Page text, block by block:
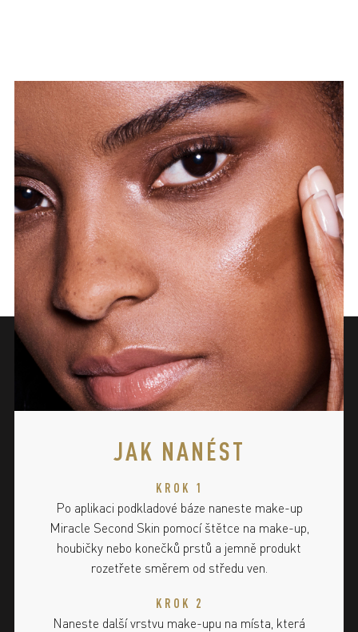
JAK NANÉST
KROK 1
Po aplikaci podkladové báze naneste make-up
Miracle Second Skin pomocí štětce na make-up,
houbičky nebo konečků prstů a jemně produkt
rozetřete směrem od středu ven.
KROK 2
Naneste další vrstvu make-upu na místa, která